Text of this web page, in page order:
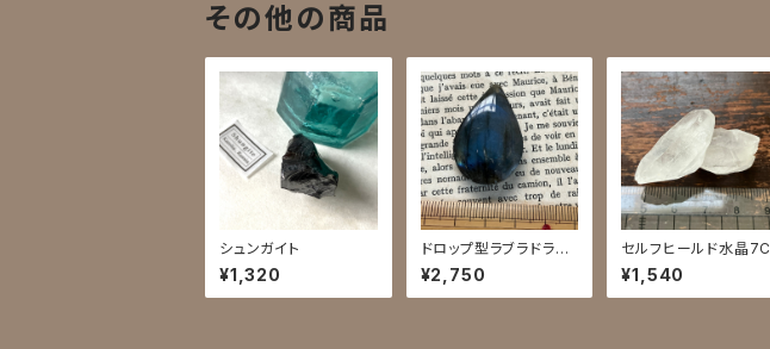
その他の商品
シュンガイト
¥1,320
ドロップ型ラブラドライ
ト
¥2,750
セルフヒールド水晶7C
¥1,540